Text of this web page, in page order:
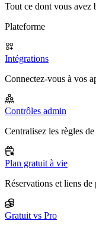
Tout ce dont vous avez
Plateforme
Intégrations
Connectez-vous à vos
Contrôles admin
Centralisez les règles
Plan gratuit à vie
Réservations et liens
Gratuit vs Pro